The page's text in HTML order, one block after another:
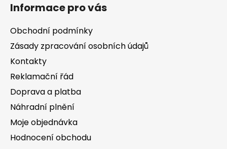
Informace pro vás
Obchodní podmínky
Zásady zpracování osobních údajů
Kontakty
Reklamační řád
Doprava a platba
Náhradní plnění
Moje objednávka
Hodnocení obchodu